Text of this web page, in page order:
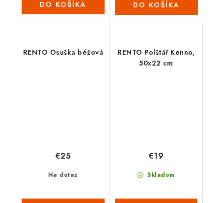
DO KOŠÍKA DO KOŠÍKA
RENTO Osuška béžová
Na dotaz
€25
RENTO Polštář Kenno,
50x22 cm
Skladom
€19